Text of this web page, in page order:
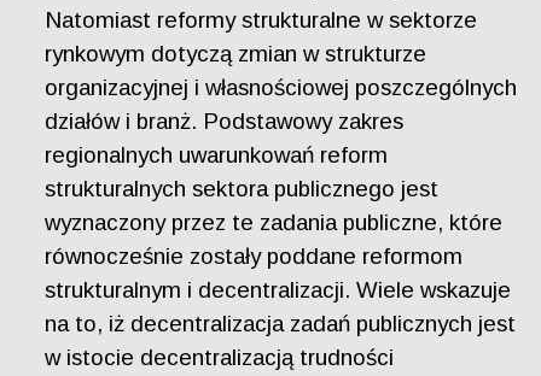
Natomiast reformy strukturalne w sektorze
rynkowym dotyczą zmian w strukturze
organizacyjnej i własnościowej poszczególnych
działów i branż. Podstawowy zakres
regionalnych uwarunkowań reform
strukturalnych sektora publicznego jest
wyznaczony przez te zadania publiczne, które
równocześnie zostały poddane reformom
strukturalnym i decentralizacji. Wiele wskazuje
na to, iż decentralizacja zadań publicznych jest
w istocie decentralizacją trudności